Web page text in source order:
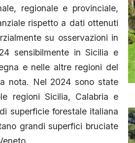
regionale e provinciale,
rispetto a dati ottenuti
su osservazioni in
sensibilmente in Sicilia e
e nelle altre regioni del
nota. Nel 2024 sono state
regioni Sicilia, Calabria e
superficie forestale italiana
grandi superfici bruciate